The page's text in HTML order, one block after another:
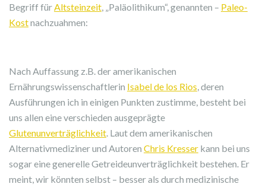
Begriff für Altsteinzeit , „Paläolithikum“, genannten – Paleo-
Kostnachzuahmen:
Nach Auffassung z.B. der amerikanischen
Ernährungswissenschaftlerin Isabel de los Rios , deren
Ausführungen ich in einigen Punkten zustimme, besteht bei
uns allen eine verschieden ausgeprägte
Glutenunverträglichkeit . Laut dem amerikanischen
Alternativmediziner und Autoren Chris Kresser kann bei uns
sogar eine generelle Getreideunverträglichkeit bestehen. Er
meint, wir könnten selbst – besser als durch medizinische